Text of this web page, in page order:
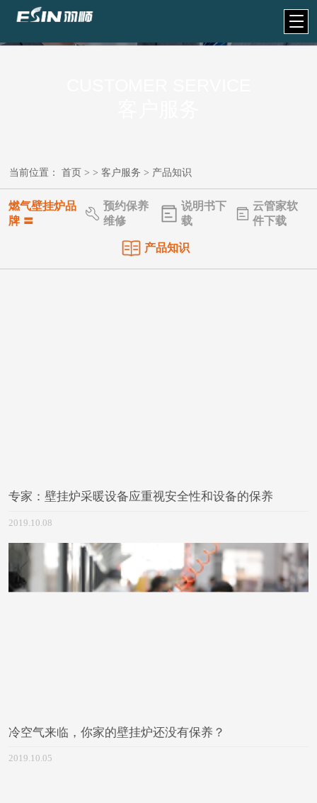
当前位置：首页 > >客户服务 > 产品知识
燃气壁挂炉品
牌 〓
预约保养
维修
说明书下
载
云管家软
件下载
产品知识
专家：壁挂炉采暖设备应重视安全性和设备的保养
2019.10.08
冷空气来临，你家的壁挂炉还没有保养？
2019.10.05